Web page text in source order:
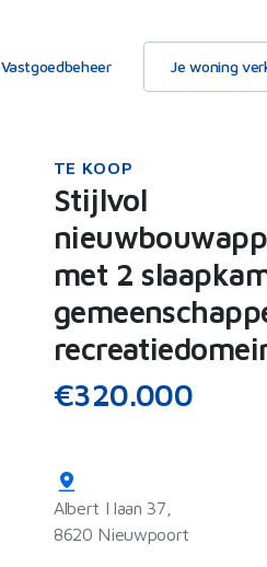
Vastgoedbeheer Je woning
TE KOOP
Stijlvol
met 2
€320.000
Albert I laan 37,
8620 Nieuwpoort